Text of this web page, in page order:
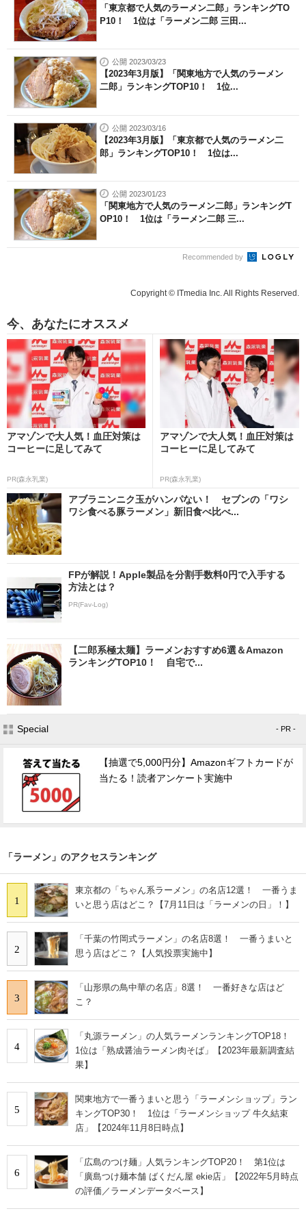
「東京都で人気のラーメン二郎」ランキングTO
P10！ 1位は「ラーメン二郎 三田...
公開 2023/03/23
【2023年3月版】「関東地方で人気のラーメン
二郎」ランキングTOP10！ 1位...
公開 2023/03/16
【2023年3月版】「東京都で人気のラーメン二
郎」ランキングTOP10！ 1位は...
公開 2023/01/23
「関東地方で人気のラーメン二郎」ランキングT
OP10！ 1位は「ラーメン二郎 三...
Recommended by
Copyright © ITmedia Inc. All Rights Reserved.
今、あなたにオススメ
アマゾンで大人気！血圧対策は
コーヒーに足してみて
PR(森永乳業)
アマゾンで大人気！血圧対策は
コーヒーに足してみて
PR(森永乳業)
アブラニンニク玉がハンパない！ セブンの「ワシ
ワシ食べる豚ラーメン」新旧食べ比べ...
FPが解説！Apple製品を分割手数料0円で入手する
方法とは？
PR(Fav-Log)
【二郎系極太麺】ラーメンおすすめ6選＆Amazon
ランキングTOP10！ 自宅で...
Special - PR -
【抽選で5,000円分】Amazonギフトカードが
当たる！読者アンケート実施中
「ラーメン」のアクセスランキング
1
東京都の「ちゃん系ラーメン」の名店12選！ 一番うま
いと思う店はどこ？【7月11日は「ラーメンの日」！】
2
「千葉の竹岡式ラーメン」の名店8選！ 一番うまいと
思う店はどこ？【人気投票実施中】
3
「山形県の鳥中華の名店」8選！ 一番好きな店はど
こ？
4
「丸源ラーメン」の人気ラーメンランキングTOP18！
1位は「熟成醤油ラーメン肉そば」【2023年最新調査結
果】
5
関東地方で一番うまいと思う「ラーメンショップ」ラン
キングTOP30！ 1位は「ラーメンショップ 牛久結束
店」【2024年11月8日時点】
6
「広島のつけ麺」人気ランキングTOP20！ 第1位は
「廣島つけ麺本舗 ばくだん屋 ekie店」【2022年5月時点
の評価／ラーメンデータベース】